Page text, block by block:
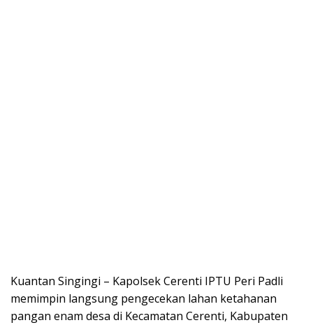
Kuantan Singingi – Kapolsek Cerenti IPTU Peri Padli
memimpin langsung pengecekan lahan ketahanan
pangan enam desa di Kecamatan Cerenti, Kabupaten